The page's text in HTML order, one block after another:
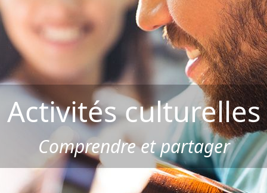
Activités culturelles
Comprendre et partager